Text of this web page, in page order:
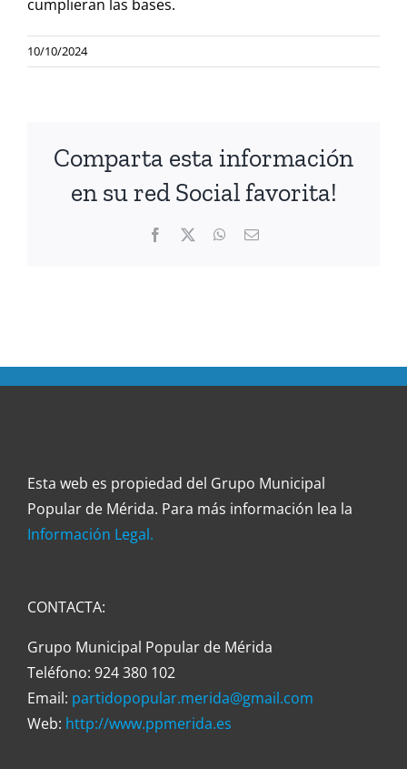
cumplieran las bases.
10/10/2024
Comparta esta información
en su red Social favorita!
Facebook
Twitter WhatsApp
Correo
Esta web es propiedad del Grupo Municipal
Popular de Mérida. Para más información lea la
Información Legal.
CONTACTA:
Grupo Municipal Popular de Mérida
Teléfono: 924 380 102
Email: partidopopular.merida@gmail.com
Web: http://www.ppmerida.es